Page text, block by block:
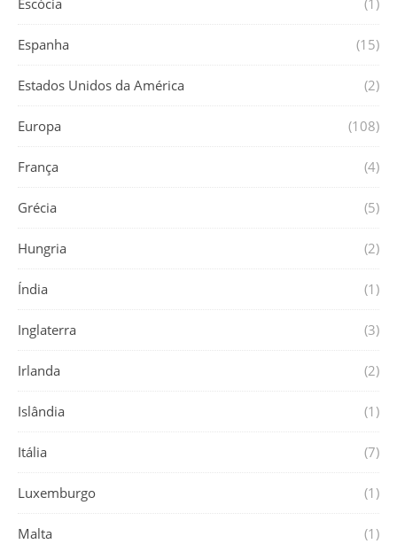
Escócia (1)
Espanha (15)
Estados Unidos da América (2)
Europa (108)
França (4)
Grécia (5)
Hungria (2)
Índia (1)
Inglaterra (3)
Irlanda (2)
Islândia (1)
Itália (7)
Luxemburgo (1)
Malta (1)